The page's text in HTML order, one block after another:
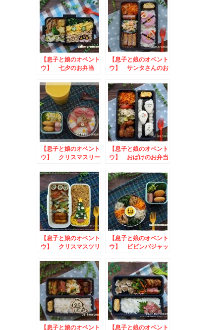
【息子と娘のオベント
ウ】 七夕のお弁当
【息子と娘のオベント
ウ】 サンタさんのお
【息子と娘のオベント
ウ】 クリスマスリー
【息子と娘のオベント
ウ】 おばけのお弁当
【息子と娘のオベント
ウ】 クリスマスツリ
【息子と娘のオベント
ウ】 ビビンバジャッ
【息子と娘のオベント
【息子と娘のオベント